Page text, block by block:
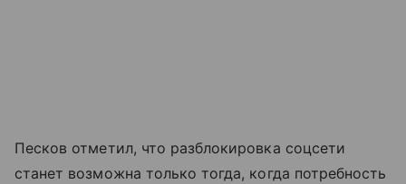
Песков отметил, что разблокировка соцсети
станет возможна только тогда, когда потребность